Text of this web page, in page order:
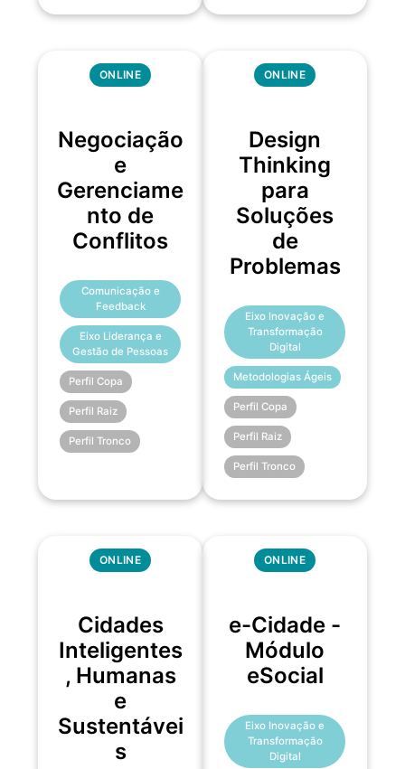
ONLINE
Negociação
e
Gerenciame
nto de
Conflitos
Comunicação e
Feedback
Eixo Liderança e
Gestão de Pessoas
Perfil Copa
Perfil Raiz
Perfil Tronco
ONLINE
Design
Thinking
para
Soluções
de
Problemas
Eixo Inovação e
Transformação
Digital
Metodologias Ágeis
Perfil Copa
Perfil Raiz
Perfil Tronco
ONLINE
Cidades
Inteligentes
, Humanas
e
Sustentávei
s
ONLINE
e-Cidade -
Módulo
eSocial
Eixo Inovação e
Transformação
Digital